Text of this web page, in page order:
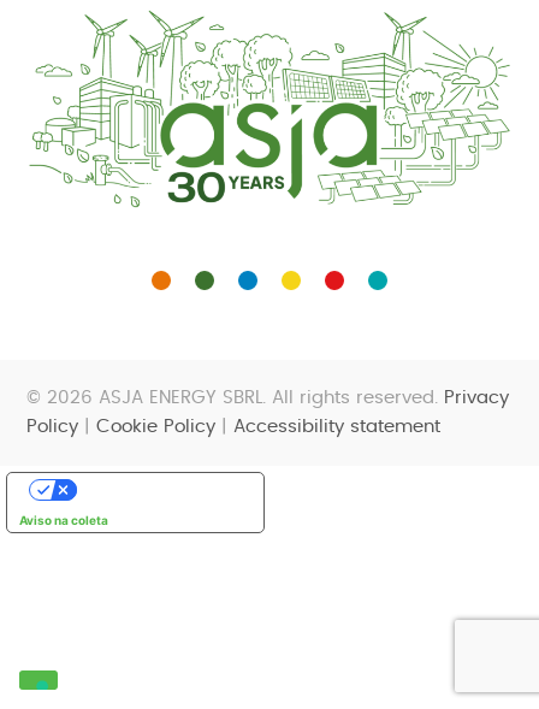
© 2026 ASJA ENERGY SBRL. All rights reserved. Privacy
Policy |Cookie Policy |Accessibility statement
Aviso na coleta